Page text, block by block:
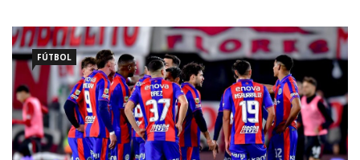
FÚTBOL